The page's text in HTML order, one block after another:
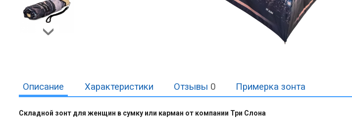
Описание
Складной зонт для женщин в сумку или карман от компании Три Слона
Характеристики Отзывы 0 Примерка зонта